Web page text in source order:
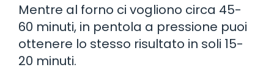
Mentre al forno ci vogliono circa 45-
60 minuti, in pentola a pressione puoi
ottenere lo stesso risultato in soli 15-
20 minuti.